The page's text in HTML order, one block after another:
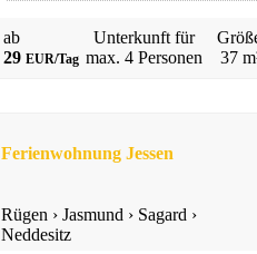
ab
29 EUR/Tag
Unterkunft für
max. 4 Personen
37
Ferienwohnung Jessen
Rügen › Jasmund › Sagard ›
Neddesitz